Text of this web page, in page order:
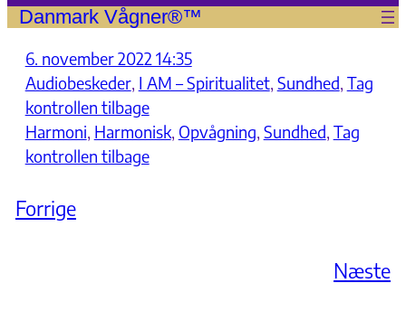
Danmark Vågner®™
6. november 2022 14:35
Audiobeskeder, I AM – Spiritualitet, Sundhed, Tag
kontrollen tilbage
Harmoni, Harmonisk, Opvågning, Sundhed, Tag
kontrollen tilbage
Forrige
Næste